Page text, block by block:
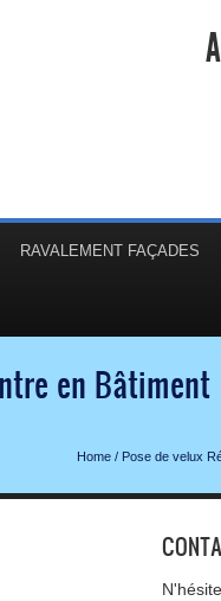
RAVALEMENT FAÇADES
en Bâtiment
Home / Pose de velux